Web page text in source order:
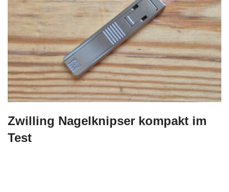
Zwilling Nagelknipser kompakt im
Test